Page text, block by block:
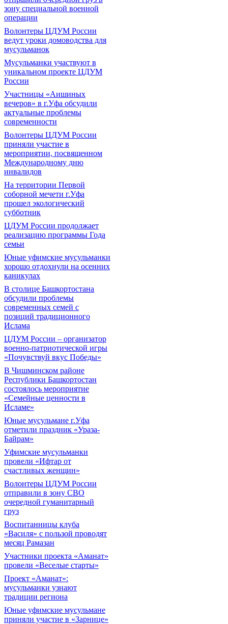
зону специальной военной
операции
Волонтеры ЦДУМ России
ведут уроки домоводства для
мусульманок
Мусульманки участвуют в
уникальном проекте ЦДУМ
России
Участницы «Аишиных
вечеров» в г.Уфа обсудили
актуальные проблемы
современности
Волонтеры ЦДУМ России
приняли участие в
мероприятии, посвященном
Международному дню
инвалидов
На территории Первой
соборной мечети г.Уфа
прошел экологический
субботник
ЦДУМ России продолжает
реализацию программы Года
семьи
Юные уфимские мусульманки
хорошо отдохнули на осенних
каникулах
В столице Башкортостана
обсудили проблемы
современных семей с
позиций традиционного
Ислама
ЦДУМ России – организатор
военно-патриотической игры
«Почувствуй вкус Победы»
В Чишминском районе
Республики Башкортостан
состоялось мероприятие
«Семейные ценности в
Исламе»
Юные мусульмане г.Уфа
отметили праздник «Ураза-
Байрам»
Уфимские мусульманки
провели «Ифтар от
счастливых женщин»
Волонтеры ЦДУМ России
отправили в зону СВО
очередной гуманитарный
груз
Воспитанницы клуба
«Василя» с пользой проводят
месяц Рамазан
Участники проекта «Аманат»
провели «Веселые старты»
Проект «Аманат»:
мусульманки узнают
традиции региона
Юные уфимские мусульмане
приняли участие в «Зарнице»